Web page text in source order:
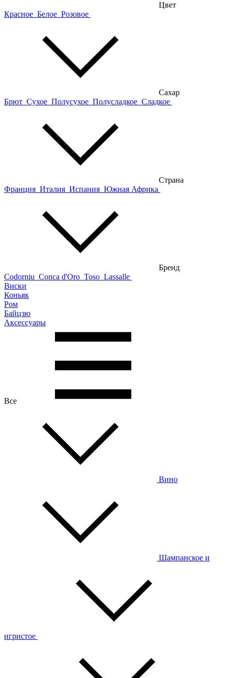
Цвет
Красное Белое Розовое
Сахар
Брют Сухое Полусухое Полусладкое Сладкое
Страна
Франция Италия Испания Южная Африка
Бренд
Codorniu Conca d'Oro Toso Lassalle
Виски
Коньяк
Ром
Байцзю
Аксессуары
Все
Вино
Шампанское и
игристое